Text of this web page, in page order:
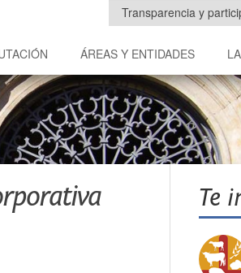
Transparencia y
ÁREAS Y ENTIDADES
Te